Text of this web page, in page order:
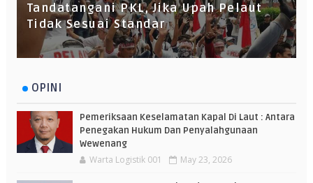
Tandatangani PKL, Jika Upah Pelaut
Tidak Sesuai Standar
OPINI
Pemeriksaan Keselamatan Kapal Di Laut : Antara
Penegakan Hukum Dan Penyalahgunaan
Wewenang
Warta Logistik 001 May 23, 2026